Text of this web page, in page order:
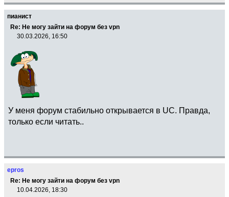
пианист
Re: Не могу зайти на форум без vpn
30.03.2026, 16:50
У меня форум стабильно открывается в UC. Правда,
только если читать..
epros
Re: Не могу зайти на форум без vpn
10.04.2026, 18:30